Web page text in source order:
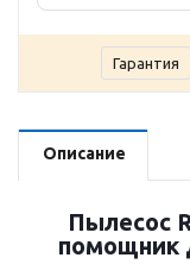
Гарантия
Описание
Пылесос
помощник